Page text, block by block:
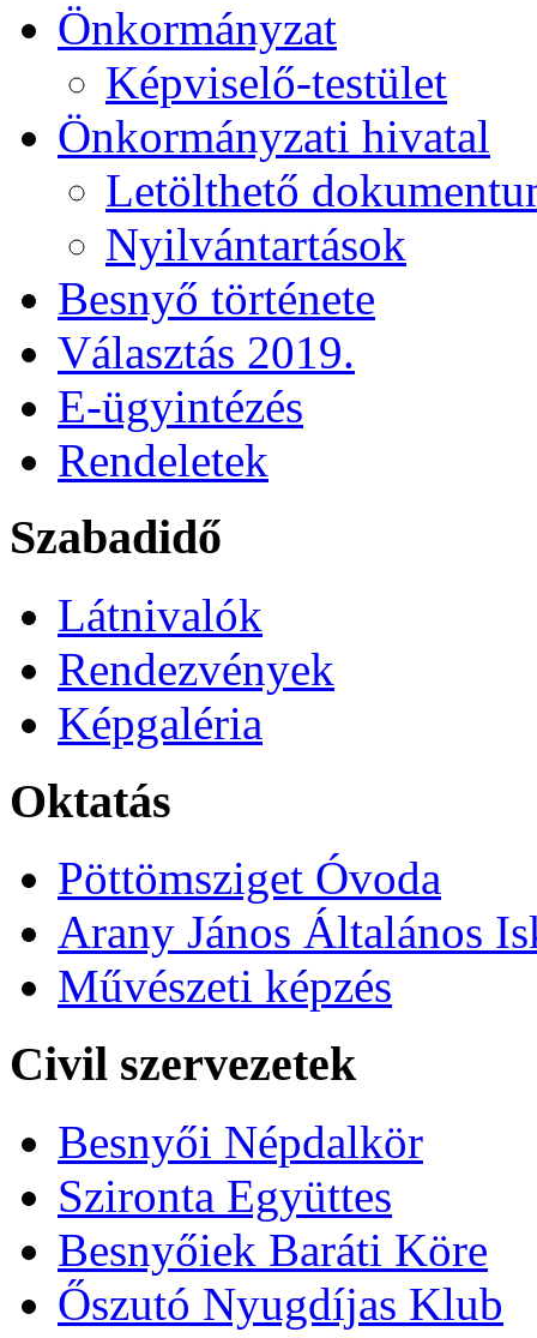
Önkormányzat
Képviselő-testület
Önkormányzati hivatal
Letölthető
Nyilvántartások
Besnyő története
Választás 2019.
E-ügyintézés
Rendeletek
Szabadidő
Látnivalók
Rendezvények
Képgaléria
Oktatás
Pöttömsziget Óvoda
Arany János Általános
Művészeti képzés
Civil szervezetek
Besnyői Népdalkör
Szironta Együttes
Besnyőiek Baráti Köre
Őszutó Nyugdíjas Klub